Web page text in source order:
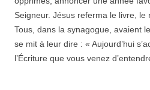
Seigneur. Jésus referma le livre, le
Tous, dans la synagogue, avaient
se mit à leur dire : « Aujourd’hui
l’Écriture que vous venez